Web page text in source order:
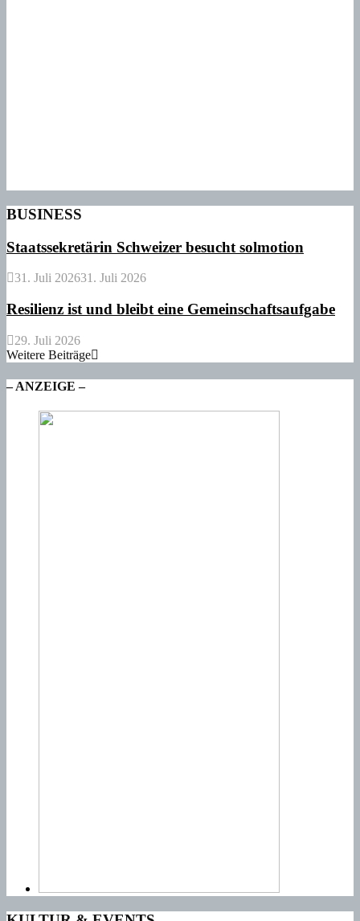
BUSINESS
Staatssekretärin Schweizer besucht solmotion
31. Juli 202631. Juli 2026
Resilienz ist und bleibt eine Gemeinschaftsaufgabe
29. Juli 2026
Weitere Beiträge
– ANZEIGE –